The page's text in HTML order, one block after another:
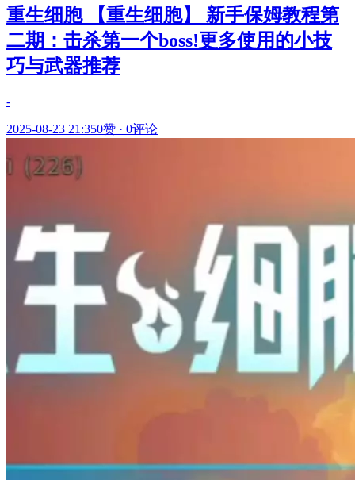
重生细胞 【重生细胞】 新手保姆教程第
二期：击杀第一个boss!更多使用的小技
巧与武器推荐
-
2025-08-23 21:350赞 · 0评论